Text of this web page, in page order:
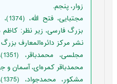
زوار، پنجم.
بزرگ فارسی، زیر نظر: کاظم
نشر مرکز دائره‌المعارف
محمدباقر کمره‌ای، آسمان و